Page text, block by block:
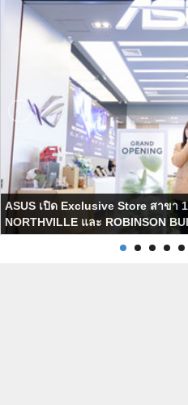
ASUS เปิด Exclusive Store สาขา
NORTHVILLE และ ROBINSON